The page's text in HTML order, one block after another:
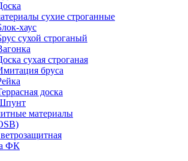
сухие строганные
хаус
сухой строганый
сухая строганая
бруса
доска
материалы
ФК